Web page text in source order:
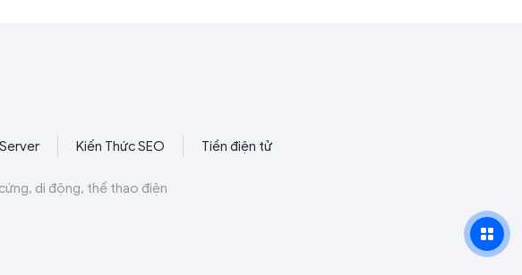
Kiến Thức SEO Tiền điện tử
di động, thể thao điện